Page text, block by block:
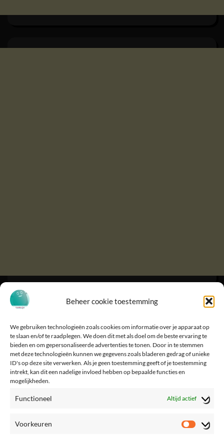
Beheer cookie toestemming
We gebruiken technologieën zoals cookies om informatie over je apparaat op
te slaan en/of te raadplegen. We doen dit met als doel om de beste ervaring te
bieden en om gepersonaliseerde advertenties te tonen. Door in te stemmen
met deze technologieën kunnen we gegevens zoals bladeren gedrag of unieke
ID's op deze site verwerken. Als je geen toestemming geeft of je toestemming
intrekt, kan dit een nadelige invloed hebben op bepaalde functies en
mogelijkheden.
Functioneel Altijd actief
Voorkeuren